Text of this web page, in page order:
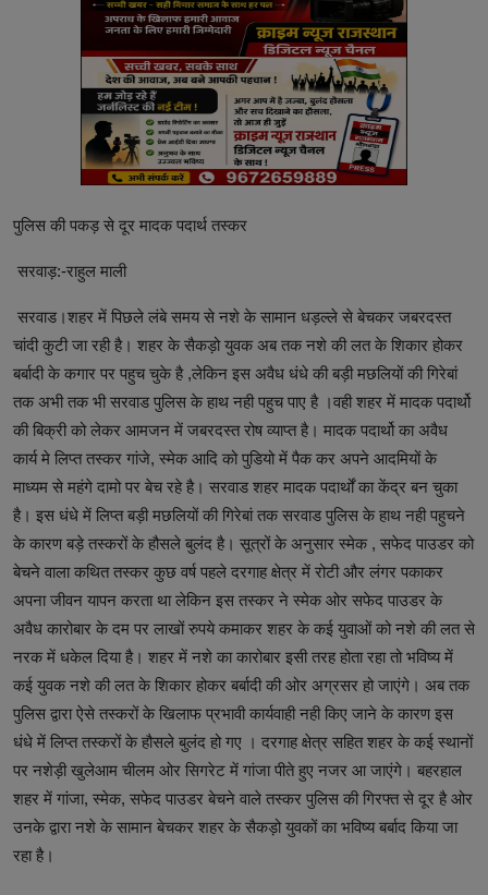
पुलिस की पकड़ से दूर मादक पदार्थ तस्कर
सरवाड़:-राहुल माली
सरवाड।शहर में पिछले लंबे समय से नशे के सामान धड़ल्ले से बेचकर जबरदस्त
चांदी कुटी जा रही है। शहर के सैकड़ो युवक अब तक नशे की लत के शिकार होकर
बर्बादी के कगार पर पहुच चुके है ,लेकिन इस अवैध धंधे की बड़ी मछलियों की गिरेबां
तक अभी तक भी सरवाड पुलिस के हाथ नही पहुच पाए है ।वही शहर में मादक पदार्थो
की बिक्री को लेकर आमजन में जबरदस्त रोष व्याप्त है। मादक पदार्थो का अवैध
कार्य मे लिप्त तस्कर गांजे, स्मेक आदि को पुडियो में पैक कर अपने आदमियों के
माध्यम से महंगे दामो पर बेच रहे है। सरवाड शहर मादक पदार्थों का केंद्र बन चुका
है। इस धंधे में लिप्त बड़ी मछलियों की गिरेबां तक सरवाड पुलिस के हाथ नही पहुचने
के कारण बड़े तस्करों के हौसले बुलंद है। सूत्रों के अनुसार स्मेक , सफेद पाउडर को
बेचने वाला कथित तस्कर कुछ वर्ष पहले दरगाह क्षेत्र में रोटी और लंगर पकाकर
अपना जीवन यापन करता था लेकिन इस तस्कर ने स्मेक ओर सफेद पाउडर के
अवैध कारोबार के दम पर लाखों रुपये कमाकर शहर के कई युवाओं को नशे की लत से
नरक में धकेल दिया है। शहर में नशे का कारोबार इसी तरह होता रहा तो भविष्य में
कई युवक नशे की लत के शिकार होकर बर्बादी की ओर अग्रसर हो जाएंगे। अब तक
पुलिस द्वारा ऐसे तस्करों के खिलाफ प्रभावी कार्यवाही नही किए जाने के कारण इस
धंधे में लिप्त तस्करों के हौसले बुलंद हो गए । दरगाह क्षेत्र सहित शहर के कई स्थानों
पर नशेड़ी खुलेआम चीलम ओर सिगरेट में गांजा पीते हुए नजर आ जाएंगे। बहरहाल
शहर में गांजा, स्मेक, सफेद पाउडर बेचने वाले तस्कर पुलिस की गिरफ्त से दूर है ओर
उनके द्वारा नशे के सामान बेचकर शहर के सैकड़ो युवकों का भविष्य बर्बाद किया जा
रहा है।